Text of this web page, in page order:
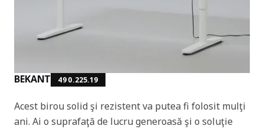
BEKANT 490.225.19
Acest birou solid şi rezistent va putea fi folosit mulţi
ani. Ai o suprafaţă de lucru generoasă şi o soluţie